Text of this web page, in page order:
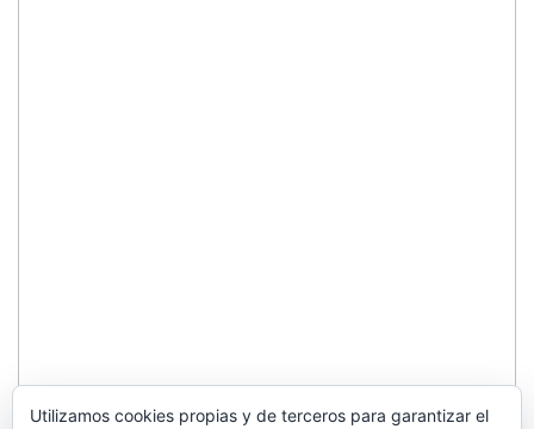
Utilizamos cookies propias y de terceros para garantizar el